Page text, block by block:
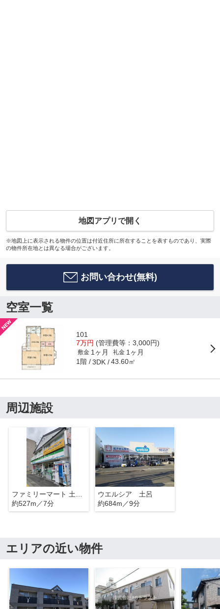
地図アプリで開く
※地図上に表示される物件の位置は付近住所に所在することを表すものであり、実際
の物件所在地とは異なる場合がございます。
お問い合わせ(無料)
空室一覧
101
7万円 (管理費等：3,000円)
敷金 1ヶ月 礼金 1ヶ月
1階 3DK 43.60㎡
周辺施設
約527m／7分
ウエルシア 土呂
約684m／9分
エリアの近い物件